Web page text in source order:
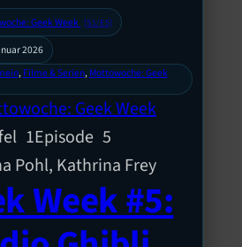
Geek Week [S1/E5]
2026
, Filme & Serien, Mottowoche: Geek
Geek Week
1Episode 5
Pohl, Kathrina Frey
Week #5: